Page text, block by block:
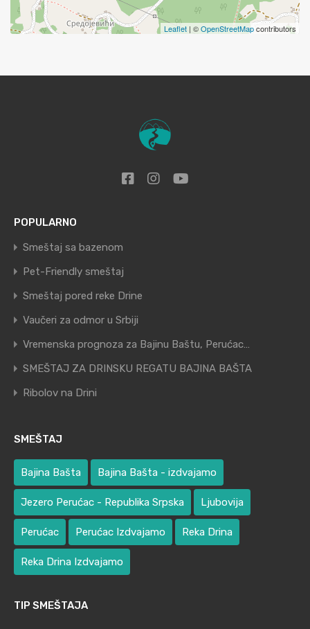
Leaflet | ©OpenStreetMapcontributors
POPULARNO
Smeštaj sa bazenom
Pet-Friendly smeštaj
Smeštaj pored reke Drine
Vaučeri za odmor u Srbiji
Vremenska prognoza za Bajinu Baštu, Perućac…
SMEŠTAJ ZA DRINSKU REGATU BAJINA BAŠTA
Ribolov na Drini
SMEŠTAJ
Bajina Bašta Bajina Bašta - izdvajamo
Jezero Perućac - Republika Srpska Ljubovija
Perućac Perućac Izdvajamo Reka Drina
Reka Drina Izdvajamo
TIP SMEŠTAJA